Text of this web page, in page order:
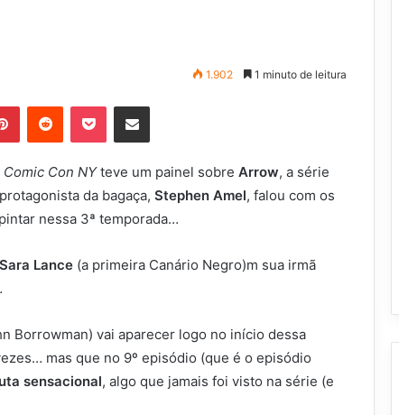
1.902 1 minuto de leitura
Comic Con NYteve um painel sobre Arrow, a série
da bagaça, Stephen Amel, falou com os
nessa 3ª temporada…
Sara Lance (a primeira Canário Negro)m sua irmã
Borrowman) vai aparecer logo no início dessa
mas que no 9º episódio (que é o episódio
sensacional, algo que jamais foi visto na série (e